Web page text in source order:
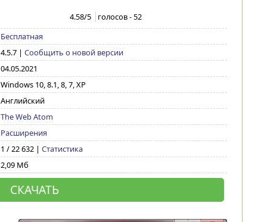
4.58/5 голосов -52
Бесплатная
4.5.7| Сообщить о новой версии
04.05.2021
Windows 10, 8.1, 8, 7, XP
Английский
The Web Atom
Расширения
1 / 22 632 | Статистика
2,09 Мб
СКАЧАТЬ